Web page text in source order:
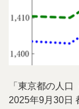
「東京都の人
2025年9月30日